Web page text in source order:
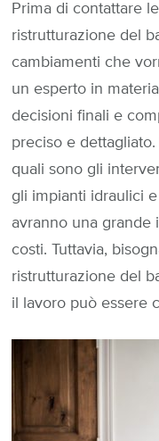
Prima di contattare le
ristrutturazione del
cambiamenti che
un esperto in
decisioni finali e
preciso e
quali sono gli
gli impianti idraulici
avranno una grande
costi. Tuttavia,
ristrutturazione del
il lavoro può essere